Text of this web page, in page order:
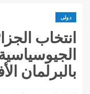
دولى
انتخاب
بالبرلمان